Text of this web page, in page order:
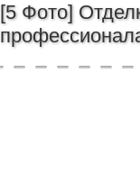
[5 Фото]